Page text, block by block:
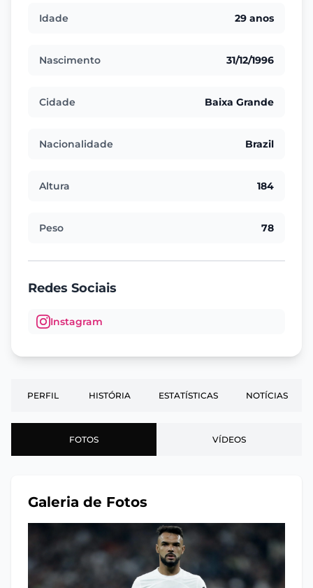
Idade 29 anos
Nascimento 31/12/1996
Cidade Baixa Grande
Nacionalidade Brazil
Altura 184
Peso 78
Redes Sociais
Instagram
PERFIL HISTÓRIA ESTATÍSTICAS NOTÍCIAS
FOTOS VÍDEOS
Galeria de Fotos